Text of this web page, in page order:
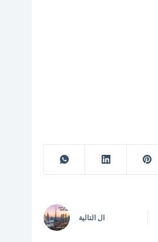
ال التالية